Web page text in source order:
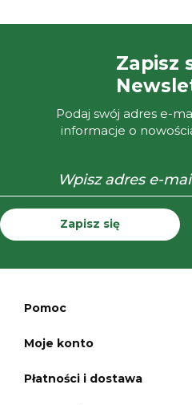
Zapisz
Podaj swój adres e-
informacje o
Zapisz się
Pomoc
Moje konto
Płatności i dostawa